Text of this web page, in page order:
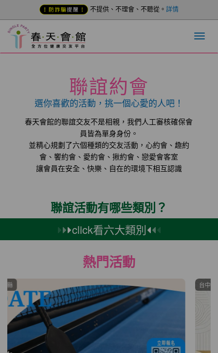
不提供、不理會、不聽從。 詳情
聯誼約會
選你喜歡的活動，挑一個心愛的人吧！
春天會館的聯誼交友不是相親，我們人工審核確保會
員皆為單身身份。
並精心規劃了六個種類的交友活動，心約會、趣約
會、饗約會、愛約會、揪約會、戀愛會客室
讓會員在安全、快樂、自在的環境下相互認識
聯誼活動有哪些類別？
click看六大類別
熱門活動